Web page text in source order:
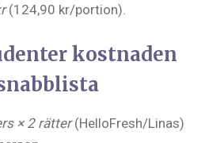
(124,90 kr/portion).
kostnaden
× 2 rätter(HelloFresh/Linas)